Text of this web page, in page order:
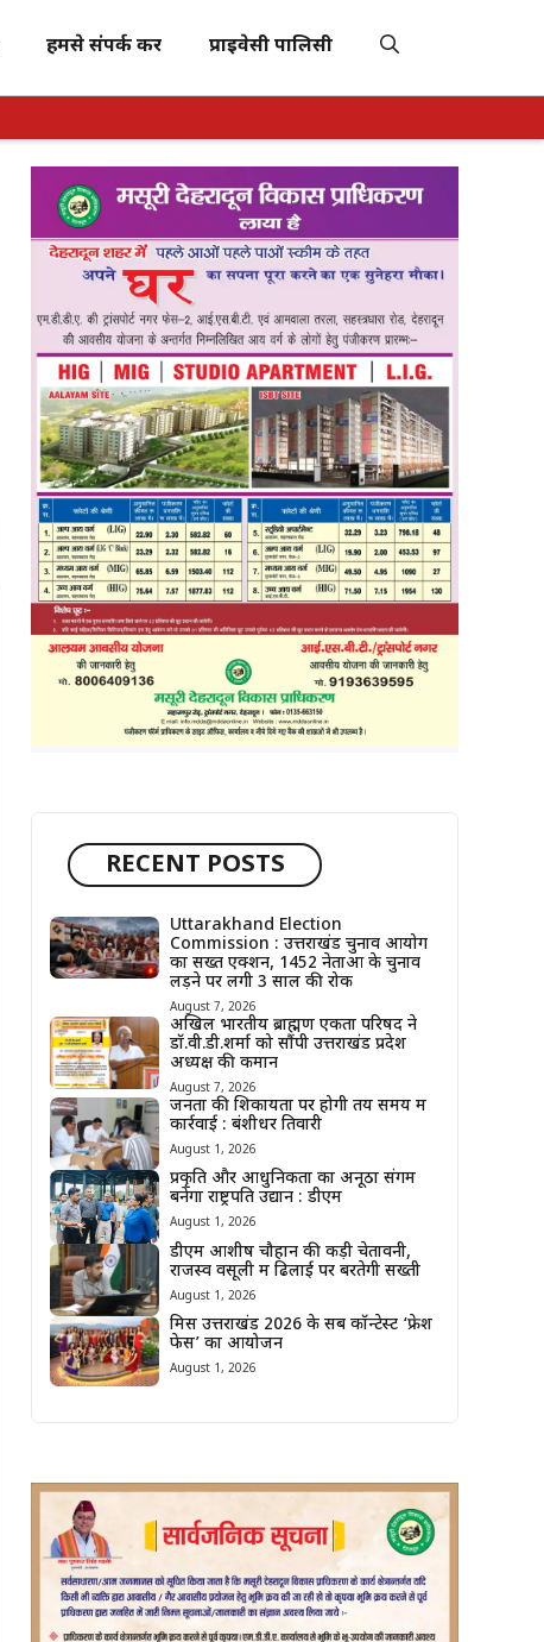
हमसे संपर्क करें प्राइवेसी पालिसी
RECENT POSTS
Uttarakhand Election
Commission : उत्तराखंड चुनाव आयोग
का सख्त एक्शन, 1452 नेताओं के चुनाव
लड़ने पर लगी 3 साल की रोक
August 7, 2026
अखिल भारतीय ब्राह्मण एकता परिषद ने
डॉ.वी.डी.शर्मा को सौंपी उत्तराखंड प्रदेश
अध्यक्ष की कमान
August 7, 2026
जनता की शिकायतों पर होगी तय समय में
कार्रवाई : बंशीधर तिवारी
August 1, 2026
प्रकृति और आधुनिकता का अनूठा संगम
बनेगा राष्ट्रपति उद्यान : डीएम
August 1, 2026
डीएम आशीष चौहान की कड़ी चेतावनी,
राजस्व वसूली में ढिलाई पर बरतेगी सख्ती
August 1, 2026
मिस उत्तराखंड 2026 के सब कॉन्टेस्ट ‘फ्रेश
फेस’ का आयोजन
August 1, 2026